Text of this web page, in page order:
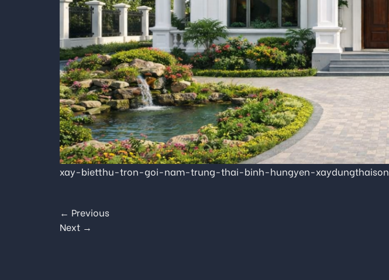
xay-bietthu-tron-goi-nam-trung-thai-binh-hungyen-xaydungthaison
← Previous
Next →